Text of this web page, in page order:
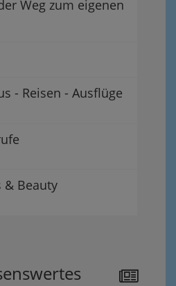
Weg zum eigenen
- Reisen - Ausflüge
& Beauty